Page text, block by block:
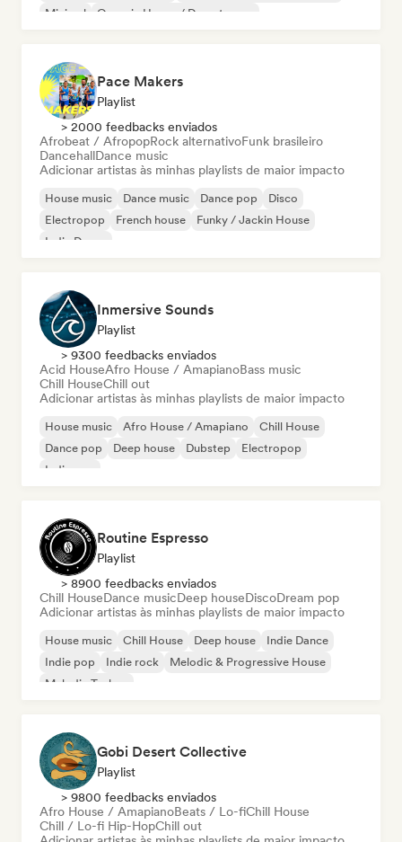
Minimal
Organic House / Downtempo
Pace Makers
Playlist
> 2000 feedbacks enviados
Afrobeat / AfropopRock alternativoFunk brasileiro
DancehallDance music
Adicionar artistas às minhas playlists de maior impacto
House music Dance music Dance pop
Disco
Electropop
French house
Funky / Jackin House
Indie Dance
Inmersive Sounds
Playlist
> 9300 feedbacks enviados
Acid HouseAfro House / AmapianoBass music
Chill HouseChill out
Adicionar artistas às minhas playlists de maior impacto
House music Afro House / Amapiano
Chill House
Dance pop
Deep house Dubstep
Electropop
Indie pop
Routine Espresso
Playlist
> 8900 feedbacks enviados
Chill HouseDance musicDeep houseDiscoDream pop
Adicionar artistas às minhas playlists de maior impacto
House music Chill House Deep house
Indie Dance
Indie pop
Indie rock
Melodic & Progressive House
Melodic Techno
Gobi Desert Collective
Playlist
> 9800 feedbacks enviados
Afro House / AmapianoBeats / Lo-fiChill House
Chill / Lo-fi Hip-HopChill out